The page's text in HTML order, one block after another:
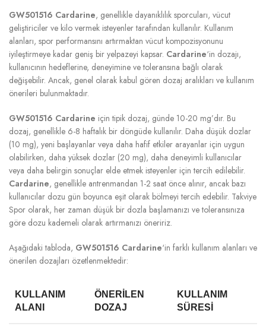
GW501516 Cardarine, genellikle dayanıklılık sporcuları, vücut
geliştiriciler ve kilo vermek isteyenler tarafından kullanılır. Kullanım
alanları, spor performansını artırmaktan vücut kompozisyonunu
iyileştirmeye kadar geniş bir yelpazeyi kapsar. Cardarine‘in dozajı,
kullanıcının hedeflerine, deneyimine ve toleransına bağlı olarak
değişebilir. Ancak, genel olarak kabul gören dozaj aralıkları ve kullanım
önerileri bulunmaktadır.
GW501516 Cardarine için tipik dozaj, günde 10-20 mg’dır. Bu
dozaj, genellikle 6-8 haftalık bir döngüde kullanılır. Daha düşük dozlar
(10 mg), yeni başlayanlar veya daha hafif etkiler arayanlar için uygun
olabilirken, daha yüksek dozlar (20 mg), daha deneyimli kullanıcılar
veya daha belirgin sonuçlar elde etmek isteyenler için tercih edilebilir.
Cardarine, genellikle antrenmandan 1-2 saat önce alınır, ancak bazı
kullanıcılar dozu gün boyunca eşit olarak bölmeyi tercih edebilir. Takviye
Spor olarak, her zaman düşük bir dozla başlamanızı ve toleransınıza
göre dozu kademeli olarak artırmanızı öneririz.
Aşağıdaki tabloda, GW501516 Cardarine‘in farklı kullanım alanları ve
önerilen dozajları özetlenmektedir:
KULLANIM
ALANI
ÖNERILEN
DOZAJ
KULLANIM
SÜRESI